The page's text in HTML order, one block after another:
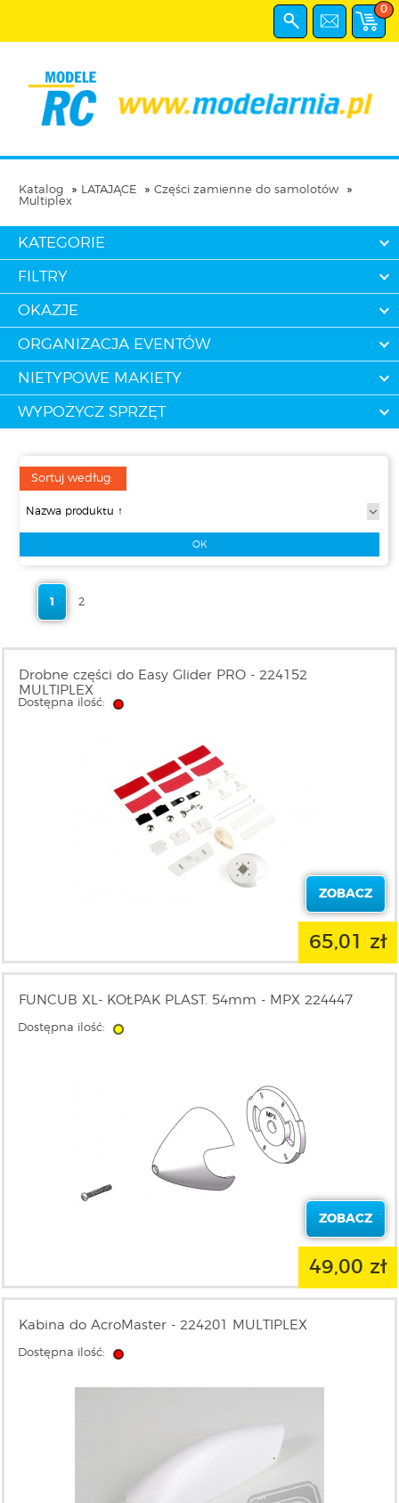
0
Katalog LATAJĄCE
Części zamienne do samolotów
Multiplex
KATEGORIE
FILTRY
OKAZJE
ORGANIZACJA EVENTÓW
NIETYPOWE MAKIETY
WYPOŻYCZ SPRZĘT
Sortuj według:
1 2
Drobne części do Easy Glider PRO - 224152
MULTIPLEX
Dostępna ilość:
ZOBACZ
65,01 zł
FUNCUB XL- KOŁPAK PLAST. 54mm - MPX 224447
Dostępna ilość:
ZOBACZ
49,00 zł
Kabina do AcroMaster - 224201 MULTIPLEX
Dostępna ilość: